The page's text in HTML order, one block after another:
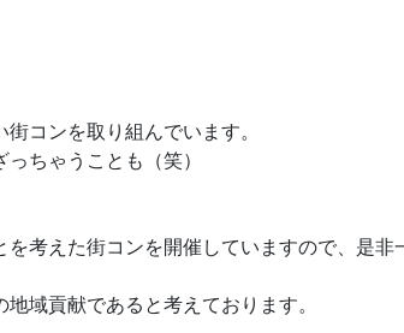
コンを取り組んでいます。
ちゃうことも（笑）
考えた街コンを開催していますので、是非
域貢献であると考えております。